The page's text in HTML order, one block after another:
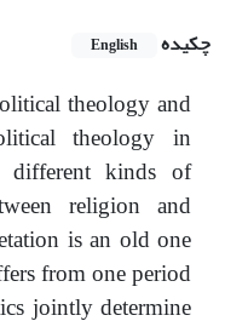
چکیده
English
theology and
theology in
different kinds of
religion and
is an old one
from one period
jointly determine